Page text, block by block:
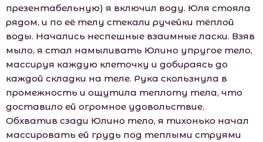
презентабельную) я включил воду. Юля стояла
рядом, и по её телу стекали ручейки тёплой
воды. Начались неспешные взаимные ласки. Взяв
мыло, я стал намыливать Юлино упругое тело,
массируя каждую клеточку и добираясь до
каждой складки на теле. Рука скользнула в
промежность и ощутила теплоту тела, что
доставило ей огромное удовольствие.
Обхватив сзади Юлино тело, я тихонько начал
массировать ей грудь под теплыми струями